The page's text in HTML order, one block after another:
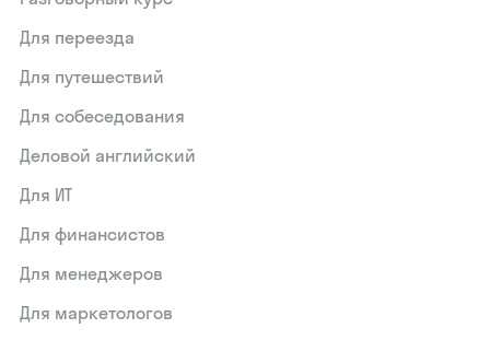
Для переезда
Для путешествий
Для собеседования
Деловой английский
Для ИТ
Для финансистов
Для менеджеров
Для маркетологов